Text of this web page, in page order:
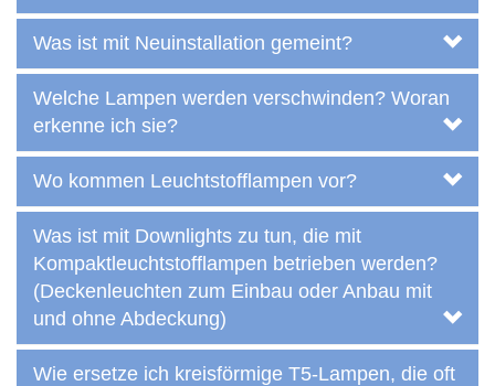
Was ist mit Neuinstallation gemeint?
Welche Lampen werden verschwinden? Woran
erkenne ich sie?
Wo kommen Leuchtstofflampen vor?
Was ist mit Downlights zu tun, die mit
Kompaktleuchtstofflampen betrieben werden?
(Deckenleuchten zum Einbau oder Anbau mit
und ohne Abdeckung)
Wie ersetze ich kreisförmige T5-Lampen, die oft